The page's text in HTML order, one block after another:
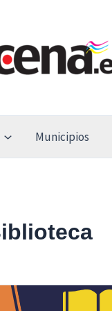
Municipios